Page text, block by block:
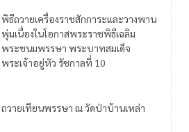
พิธีถวายเครื่องราชสักการะและวางพาน
พุ่มเนื่องในโอกาสพระราชพิธีเฉลิม
พระชนมพรรษา พระบาทสมเด็จ
พระเจ้าอยู่หัว รัชกาลที่ 10
ถวายเทียนพรรษา ณ วัดป่าบ้านเหล่า